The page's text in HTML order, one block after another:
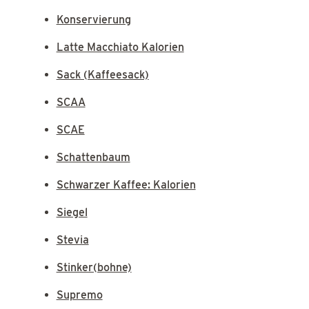
Konservierung
Latte Macchiato Kalorien
Sack (Kaffeesack)
SCAA
SCAE
Schattenbaum
Schwarzer Kaffee: Kalorien
Siegel
Stevia
Stinker(bohne)
Supremo